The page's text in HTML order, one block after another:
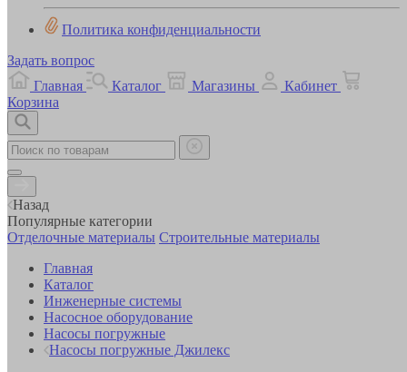
Политика конфиденциальности
Задать вопрос
Главная
Каталог Магазины
Кабинет
Корзина
Назад
Популярные категории
Отделочные материалы Строительные материалы
Главная
Каталог
Инженерные системы
Насосное оборудование
Насосы погружные
Насосы погружные Джилекс